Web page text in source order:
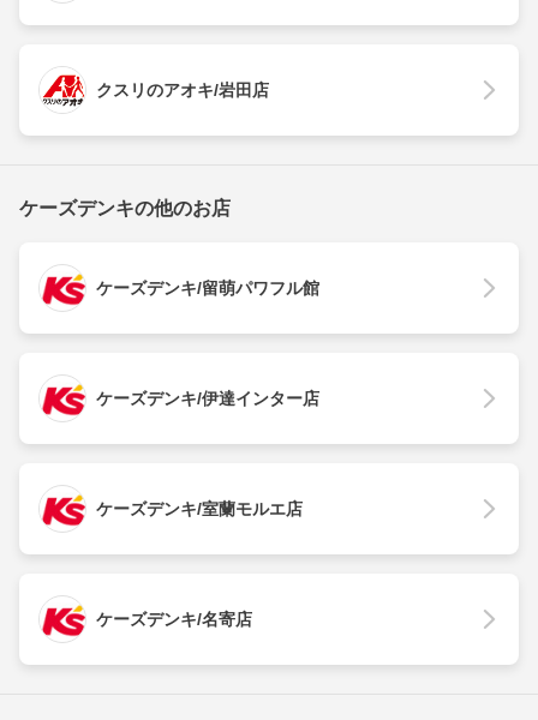
クスリのアオキ/岩田店
ケーズデンキの他のお店
ケーズデンキ/留萌パワフル館
ケーズデンキ/伊達インター店
ケーズデンキ/室蘭モルエ店
ケーズデンキ/名寄店